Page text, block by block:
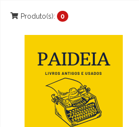
Produto(s): 0